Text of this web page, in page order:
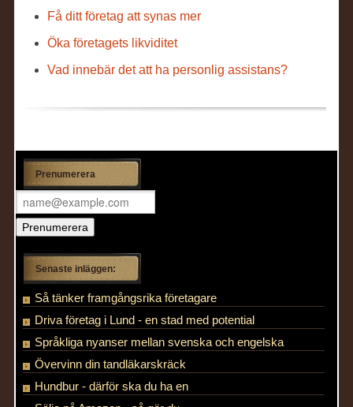
Få ditt företag att synas mer
Öka företagets likviditet
Vad innebär det att ha personlig assistans?
Prenumerera
Senaste inläggen:
Så tänker framgångsrika företagare
Driva företag i Lund - en stad med potential
Språkliga nyanser mellan svenska och engelska
Övervinn din tandläkarskräck
Hundbur - därför ska du ha en